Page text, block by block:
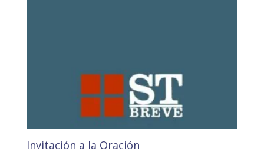
Invitación a la Oración